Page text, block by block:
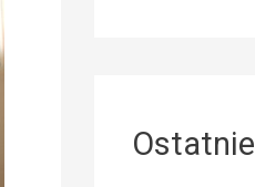
Ostatnie